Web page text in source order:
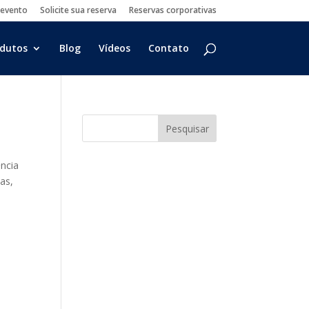
Solicite sua reserva Reservas corporativas
Blog Vídeos Contato